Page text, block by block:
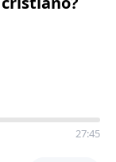
27:45